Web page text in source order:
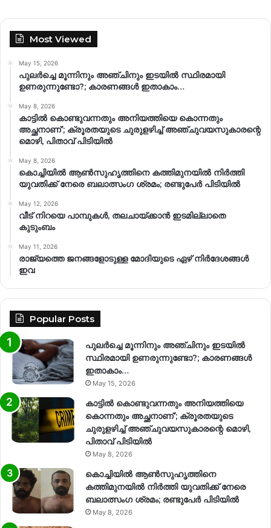
Most Viewed
May 15, 2026
പുലർച്ചെ മൂന്നിനും അഞ്ചിനും ഇടയിൽ സ്ഥിരമായി
ഉണരുന്നുണ്ടോ?; കാരണങ്ങള്‍ ഇതാകാം…
May 8, 2026
കാട്ടിൽ കൊണ്ടുവന്നതും അനിയത്തിയെ കൊന്നതും
അച്ഛനാണ്’; ക്രൂരതയുടെ ചുരുളഴിച്ച് അഞ്ചുവയസുകാരന്റെ
മൊഴി, പിതാവ് പിടിയിൽ
May 8, 2026
കൊച്ചിയിൽ ആൺസുഹൃത്തിനെ കത്തിമുനയിൽ നിർത്തി
യുവതിക്ക് നേരെ ബലാത്സംഗ​ ശ്രമം; രണ്ടുപേർ പിടിയിൽ
May 12, 2026
വീട് നിറയെ പാമ്പുകൾ, തലചായ്ക്കാൻ ഇടമില്ലാതെ
കുടുംബം
May 11, 2026
രാജ്യത്തെ ജനങ്ങളോടുള്ള മോദിയുടെ ഏഴ് നിര്‍ദേശങ്ങള്‍
ഇവ
Popular Posts
പുലർച്ചെ മൂന്നിനും അഞ്ചിനും ഇടയിൽ
സ്ഥിരമായി ഉണരുന്നുണ്ടോ?; കാരണങ്ങള്‍
ഇതാകാം…
May 15, 2026
കാട്ടിൽ കൊണ്ടുവന്നതും അനിയത്തിയെ
കൊന്നതും അച്ഛനാണ്’; ക്രൂരതയുടെ
ചുരുളഴിച്ച് അഞ്ചുവയസുകാരന്റെ മൊഴി,
പിതാവ് പിടിയിൽ
May 8, 2026
കൊച്ചിയിൽ ആൺസുഹൃത്തിനെ
കത്തിമുനയിൽ നിർത്തി യുവതിക്ക് നേരെ
ബലാത്സംഗ​ ശ്രമം; രണ്ടുപേർ പിടിയിൽ
May 8, 2026